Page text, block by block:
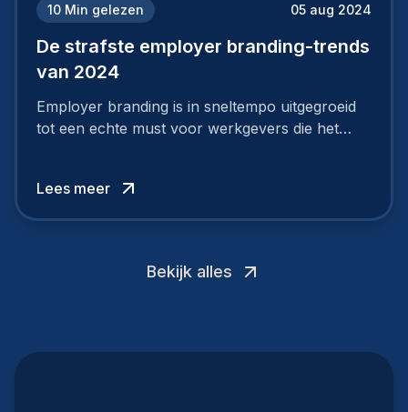
10 Min gelezen 05 aug 2024
De strafste employer branding-trends
van 2024
Employer branding is in sneltempo uitgegroeid
tot een echte must voor werkgevers die het
Lees meer
Bekijk alles